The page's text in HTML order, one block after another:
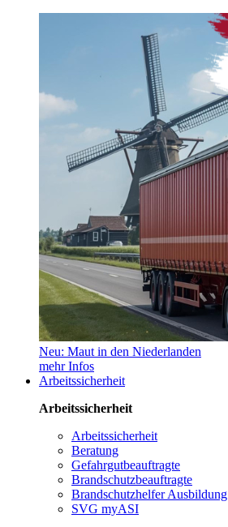
Neu: Maut in den Niederlanden
mehr Infos
Arbeitssicherheit
Arbeitssicherheit
Arbeitssicherheit
Beratung
Gefahrgutbeauftragte
Brandschutzbeauftragte
Brandschutzhelfer Ausbildung
SVG myASI